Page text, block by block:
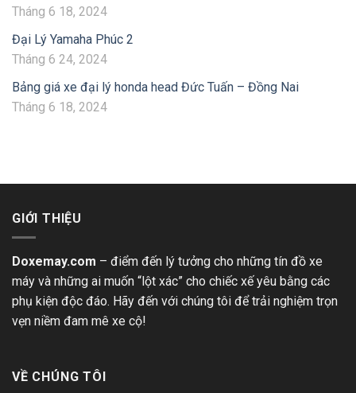
Tháng 6 18, 2024
Đại Lý Yamaha Phúc 2
Tháng 6 24, 2024
Bảng giá xe đại lý honda head Đức Tuấn – Đồng Nai
Tháng 6 18, 2024
GIỚI THIỆU
Doxemay.com – điểm đến lý tưởng cho những tín đồ xe
máy và những ai muốn “lột xác” cho chiếc xế yêu bằng các
phụ kiện độc đáo. Hãy đến với chúng tôi để trải nghiệm trọn
vẹn niềm đam mê xe cộ!
VỀ CHÚNG TÔI